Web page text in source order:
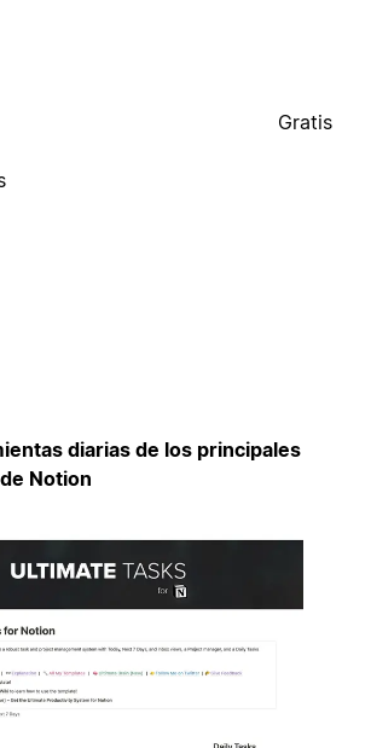
Gratis
diarias de los principales
Notion